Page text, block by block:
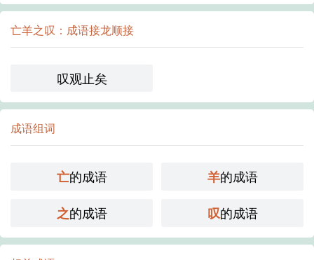
亡羊之叹：成语接龙顺接
叹观止矣
成语组词
亡的成语 羊的成语
之的成语 叹的成语